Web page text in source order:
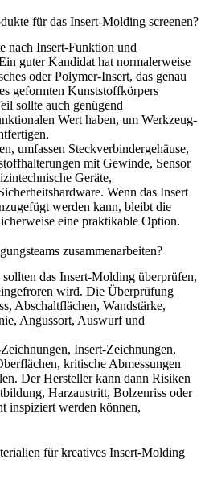
für das Insert-Molding screenen?
nach Insert-Funktion und
guter Kandidat hat normalerweise
oder Polymer-Insert, das genau
geformten Kunststoffkörpers
sollte auch genügend
Wert haben, um Werkzeug-
umfassen Steckverbindergehäuse,
mit Gewinde, Sensor
Geräte,
Wenn das Insert
werden kann, bleibt die
eine praktikable Option.
zusammenarbeiten?
das Insert-Molding überprüfen,
wird. Die Überprüfung
Abschaltflächen, Wandstärke,
Angussort, Auswurf und
Insert-Zeichnungen,
kritische Abmessungen
Der Hersteller kann dann Risiken
Harzaustritt, Bolzenriss oder
inspiziert werden können,
für kreatives Insert-Molding